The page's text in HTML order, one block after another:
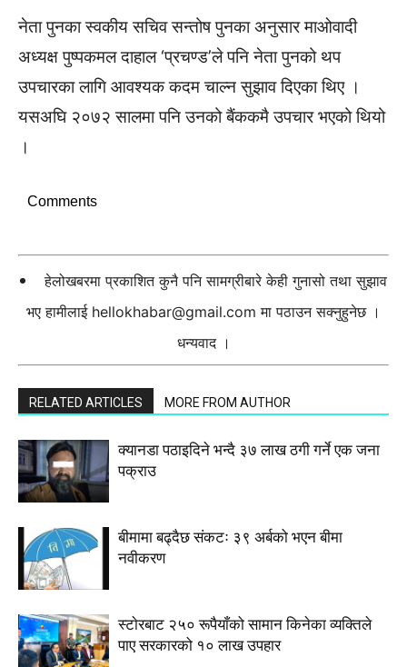
नेता पुनका स्वकीय सचिव सन्तोष पुनका अनुसार माओवादी
अध्यक्ष पुष्पकमल दाहाल ‘प्रचण्ड’ले पनि नेता पुनको थप
उपचारका लागि आवश्यक कदम चाल्न सुझाव दिएका थिए ।
यसअघि २०७२ सालमा पनि उनको बैंककमै उपचार भएको थियो
।
Comments
हेलोखबरमा प्रकाशित कुनै पनि सामग्रीबारे केही गुनासो तथा सुझाव
भए हामीलाई hellokhabar@gmail.com मा पठाउन सक्नुहुनेछ ।
धन्यवाद ।
RELATED ARTICLES MORE FROM AUTHOR
क्यानडा पठाइदिने भन्दै ३७ लाख ठगी गर्ने एक जना
पक्राउ
बीमामा बढ्दैछ संकटः ३९ अर्बको भएन बीमा
नवीकरण
स्टाेरबाट २५० रूपैयाँको सामान किनेका व्यक्तिले
पाए सरकारको १० लाख उपहार